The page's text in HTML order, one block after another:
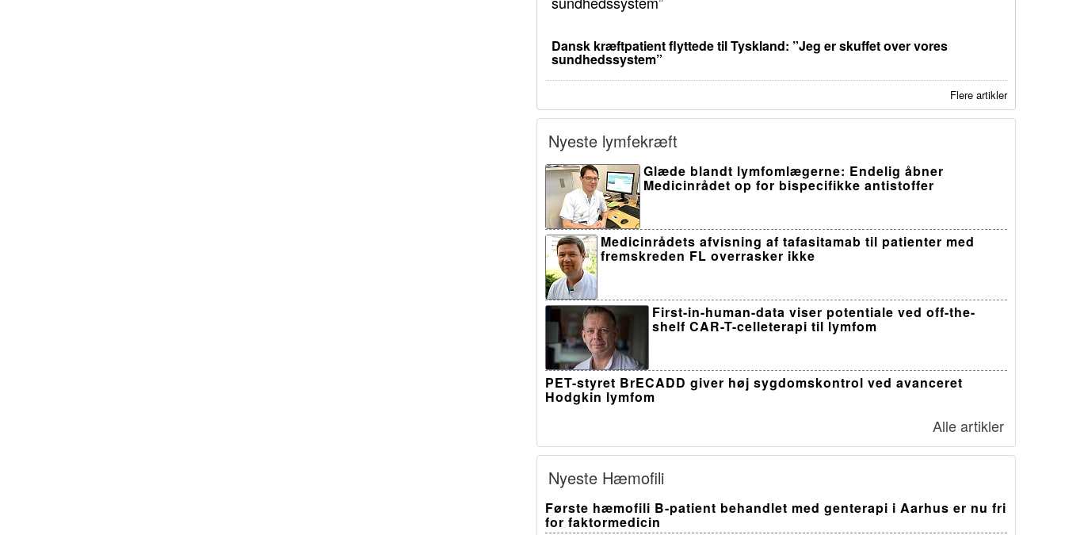
Dansk kræftpatient flyttede til Tyskland: ”Jeg er skuffet over vores
sundhedssystem”
Flere artikler
Nyeste lymfekræft
Glæde blandt lymfomlægerne: Endelig åbner
Medicinrådet op for bispecifikke antistoffer
Medicinrådets afvisning af tafasitamab til patienter med
fremskreden FL overrasker ikke
First-in-human-data viser potentiale ved off-the-
shelf CAR-T-celleterapi til lymfom
PET-styret BrECADD giver høj sygdomskontrol ved avanceret
Hodgkin lymfom
Alle artikler
Nyeste Hæmofili
Første hæmofili B-patient behandlet med genterapi i Aarhus er nu fri
for faktormedicin